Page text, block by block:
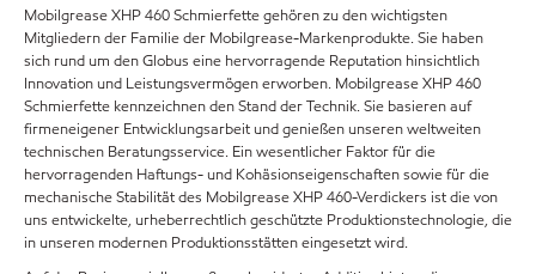
Mobilgrease XHP 460 Schmierfette gehören zu den wichtigsten
Mitgliedern der Familie der Mobilgrease-Markenprodukte. Sie haben
sich rund um den Globus eine hervorragende Reputation hinsichtlich
Innovation und Leistungsvermögen erworben. Mobilgrease XHP 460
Schmierfette kennzeichnen den Stand der Technik. Sie basieren auf
firmeneigener Entwicklungsarbeit und genießen unseren weltweiten
technischen Beratungsservice. Ein wesentlicher Faktor für die
hervorragenden Haftungs- und Kohäsionseigenschaften sowie für die
mechanische Stabilität des Mobilgrease XHP 460-Verdickers ist die von
uns entwickelte, urheberrechtlich geschützte Produktionstechnologie, die
in unseren modernen Produktionsstätten eingesetzt wird.